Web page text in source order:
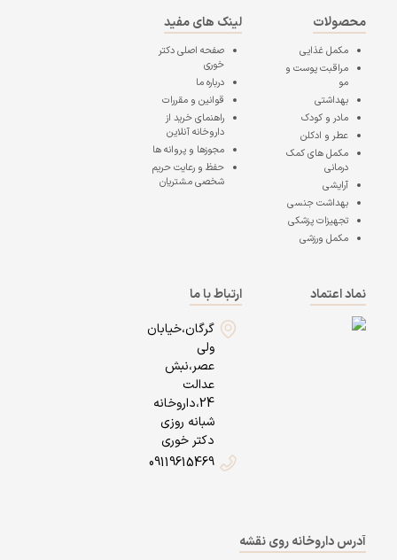
محصولات
مکمل غذایی
مراقبت پوست و
مو
بهداشتی
مادر و کودک
عطر و ادکلن
مکمل های کمک
درمانی
آرایشی
بهداشت جنسی
تجهیزات پزشکی
مکمل ورزشی
لینک های مفید
صفحه اصلیدکتر
خوری
درباره ما
قوانین و مقررات
راهنمای خرید از
داروخانه آنلاین
مجوزها و پروانه ها
حفظ و رعایت حریم
شخصی مشتریان
نماد اعتماد
ارتباط با ما
گرگان،خیابان
ولی
عصر،نبش
عدالت
24،داروخانه
شبانه روزی
دکتر خوری
09119615469
آدرس داروخانه روی نقشه